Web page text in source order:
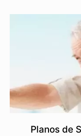
Planos de